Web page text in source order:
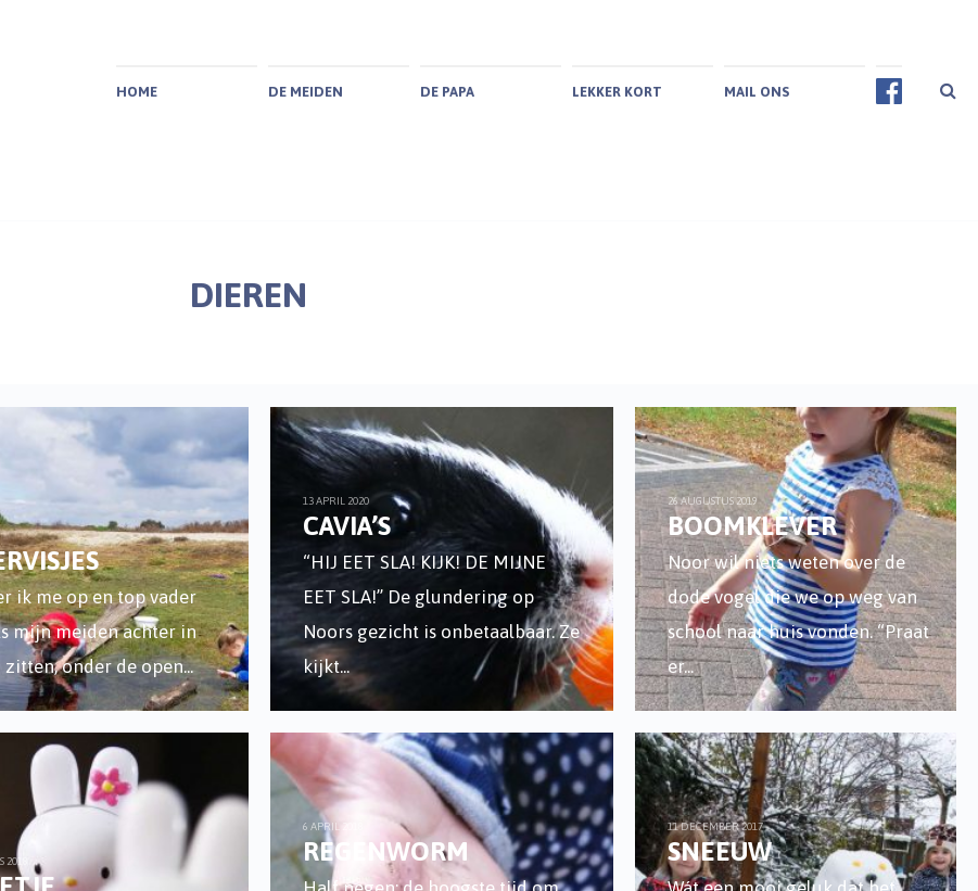
HOME DE MEIDEN DE PAPA LEKKER KORT MAIL ONS
DIEREN
ik me op en top vader
mijn meiden achter in
zitten, onder de open...
13 APRIL 2020
CAVIA’S
“HIJ EET SLA! KIJK! DE MIJNE
EET SLA!” De glundering op
Noors gezicht is onbetaalbaar. Ze
kijkt...
26 AUGUSTUS 2019
BOOMKLEVER
Noor wil niets weten over de
dode vogel die we op weg van
school naar huis vonden. “Praat
er...
2018
6 APRIL 2018
REGENWORM
11 DECEMBER 2017
SNEEUW